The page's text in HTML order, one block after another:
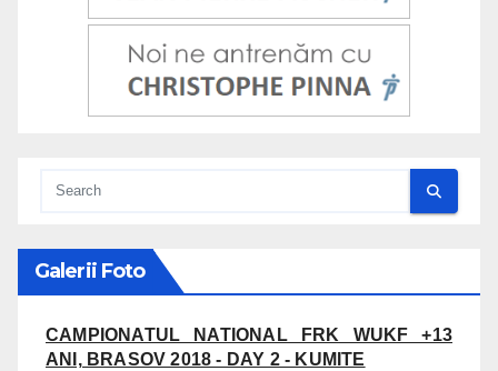
Galerii Foto
CAMPIONATUL NATIONAL FRK WUKF +13
ANI, BRASOV 2018 - DAY 2 - KUMITE